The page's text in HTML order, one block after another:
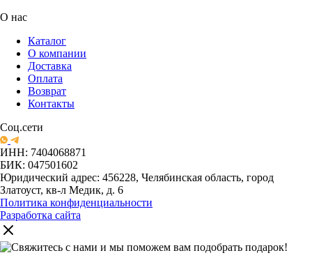
О нас
Каталог
О компании
Доставка
Оплата
Возврат
Контакты
Соц.сети
ИНН: 7404068871
БИК: 047501602
Юридический адрес: 456228, Челябинская область, город
Златоуст, кв-л Медик, д. 6
Политика конфиденциальности
Разработка сайта